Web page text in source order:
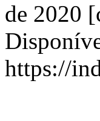
de 2020
https://